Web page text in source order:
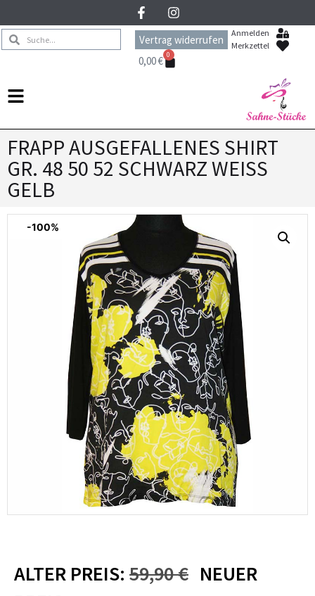
Vertrag widerrufen
Anmelden
Merkzettel
0,00€ 0
FRAPP AUSGEFALLENES SHIRT
GR. 48 50 52 SCHWARZ WEISS
GELB
-100%
ALTER PREIS: 59,90€ NEUER